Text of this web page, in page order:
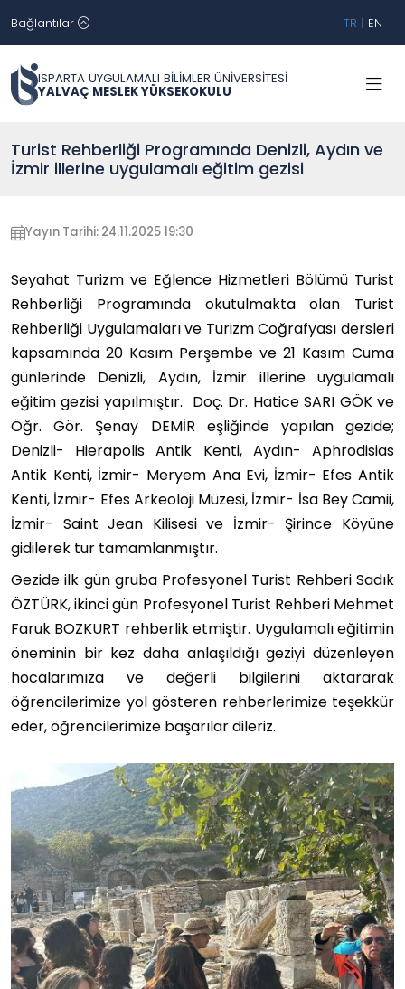
Bağlantılar TR | EN
ISPARTA UYGULAMALI BİLİMLER ÜNİVERSİTESİ
YALVAÇ MESLEK YÜKSEKOKULU
Turist Rehberliği Programında Denizli, Aydın ve
İzmir illerine uygulamalı eğitim gezisi
Yayın Tarihi: 24.11.2025 19:30
Seyahat Turizm ve Eğlence Hizmetleri Bölümü Turist
Rehberliği Programında okutulmakta olan Turist
Rehberliği Uygulamaları ve Turizm Coğrafyası dersleri
kapsamında 20 Kasım Perşembe ve 21 Kasım Cuma
günlerinde Denizli, Aydın, İzmir illerine uygulamalı
eğitim gezisi yapılmıştır. Doç. Dr. Hatice SARI GÖK ve
Öğr. Gör. Şenay DEMİR eşliğinde yapılan gezide;
Denizli- Hierapolis Antik Kenti, Aydın- Aphrodisias
Antik Kenti, İzmir- Meryem Ana Evi, İzmir- Efes Antik
Kenti, İzmir- Efes Arkeoloji Müzesi, İzmir- İsa Bey Camii,
İzmir- Saint Jean Kilisesi ve İzmir- Şirince Köyüne
gidilerek tur tamamlanmıştır.
Gezide ilk gün gruba Profesyonel Turist Rehberi Sadık
ÖZTÜRK, ikinci gün Profesyonel Turist Rehberi Mehmet
Faruk BOZKURT rehberlik etmiştir. Uygulamalı eğitimin
öneminin bir kez daha anlaşıldığı geziyi düzenleyen
hocalarımıza ve değerli bilgilerini aktararak
öğrencilerimize yol gösteren rehberlerimize teşekkür
eder, öğrencilerimize başarılar dileriz.